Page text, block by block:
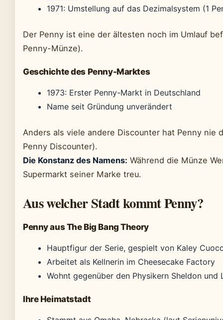
1971: Umstellung auf das Dezimalsystem (1
Der Penny ist eine der ältesten noch im Umlauf
Penny-Münze).
Geschichte des Penny-Marktes
1973: Erster Penny-Markt in Deutschland
Name seit Gründung unverändert
Anders als viele andere Discounter hat Penny nie
Penny Discounter).
Die Konstanz des Namens: Während die Münze
Supermarkt seiner Marke treu.
Aus welcher Stadt kommt Penny?
Penny aus The Big Bang Theory
Hauptfigur der Serie, gespielt von Kaley
Arbeitet als Kellnerin im Cheesecake Factory
Wohnt gegenüber den Physikern Sheldon und
Ihre Heimatstadt